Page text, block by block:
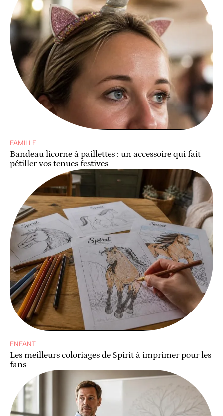
FAMILLE
Bandeau licorne à paillettes : un accessoire qui fait
pétiller vos tenues festives
ENFANT
Les meilleurs coloriages de Spirit à imprimer pour les
fans